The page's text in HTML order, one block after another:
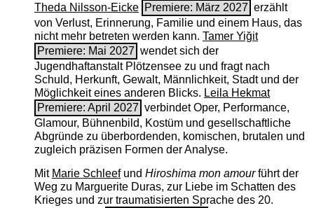
Theda Nilsson-Eicke Premiere: März 2027 erzählt
von Verlust, Erinnerung, Familie und einem Haus, das
nicht mehr betreten werden kann. Tamer Yiğit
Premiere: Mai 2027 wendet sich der
Jugendhaftanstalt Plötzensee zu und fragt nach
Schuld, Herkunft, Gewalt, Männlichkeit, Stadt und der
Möglichkeit eines anderen Blicks. Leila Hekmat
Premiere: April 2027 verbindet Oper, Performance,
Glamour, Bühnenbild, Kostüm und gesellschaftliche
Abgründe zu überbordenden, komischen, brutalen und
zugleich präzisen Formen der Analyse.
Mit Marie Schleefund Hiroshima mon amourführt der
Weg zu Marguerite Duras, zur Liebe im Schatten des
Krieges und zur traumatisierten Sprache des 20.